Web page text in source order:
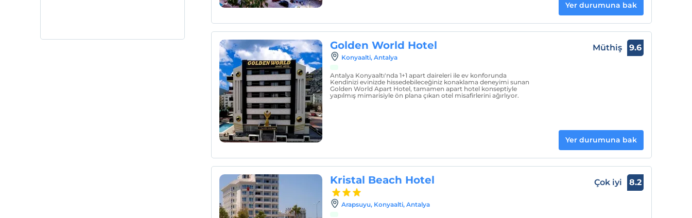
Yer durumuna bak
Golden World Hotel
Konyaalti, Antalya
Antalya Konyaaltı'nda 1+1 apart daireleri ile ev konforunda
Kendinizi evinizde hissedebileceğiniz konaklama deneyimi sunan
Golden World Apart Hotel, tamamen apart hotel konseptiyle
yapılmış mimarisiyle ön plana çıkan otel misafirlerini ağırlıyor.
Müthiş 9.6
Yer durumuna bak
Kristal Beach Hotel
Arapsuyu, Konyaalti, Antalya
Çok iyi 8.2